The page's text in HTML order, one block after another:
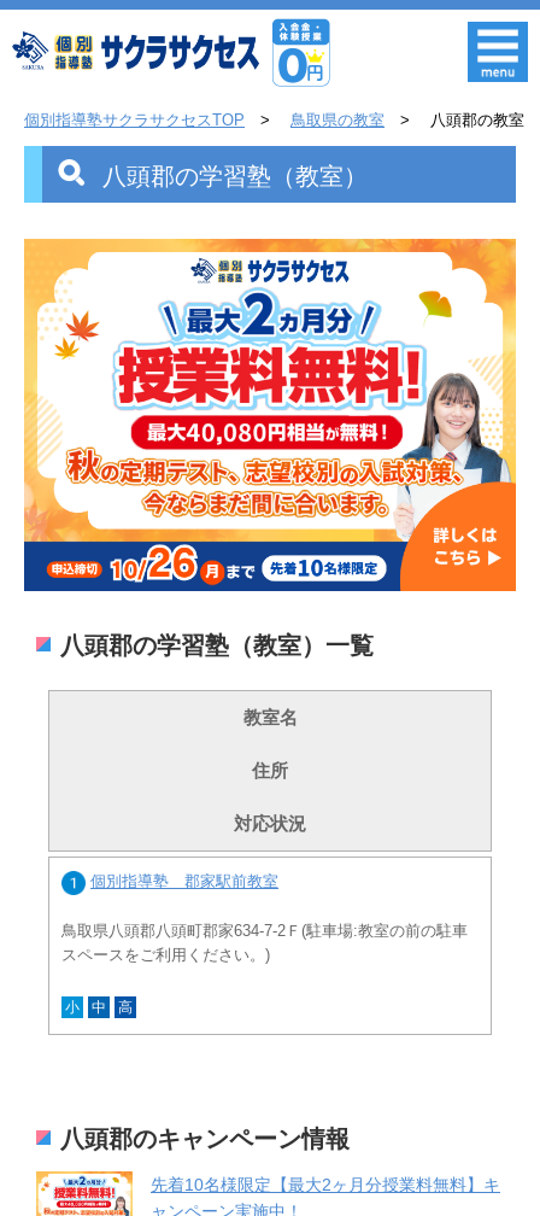
個別指導塾サクラサクセスTOP 鳥取県の教室 八頭郡の教室
八頭郡の学習塾（教室）
八頭郡の学習塾（教室）一覧
教室名
住所
対応状況
個別指導塾 郡家駅前教室
鳥取県八頭郡八頭町郡家634-7-2Ｆ(駐車場:教室の前の駐車
スペースをご利用ください。)
小 中 高
八頭郡のキャンペーン情報
先着10名様限定【最大2ヶ月分授業料無料】キ
ャンペーン実施中！